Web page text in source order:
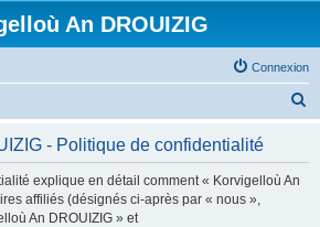
An DROUIZIG
Connexion
- Politique de confidentialité
explique en détail comment « Korvigelloù An
affiliés (désignés ci-après par « nous »,
An DROUIZIG » et